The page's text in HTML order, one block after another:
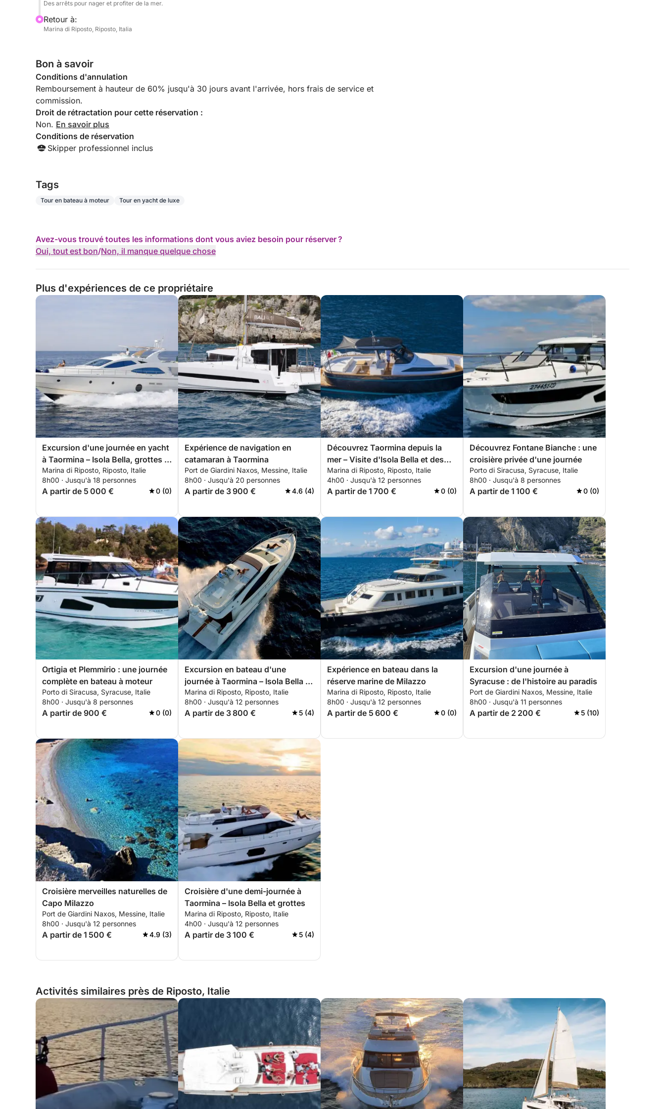
Des arrêts pour nager et profiter de la mer.
Retour à:
Marina di Riposto, Riposto, Italia
Bon à savoir
Conditions d'annulation
Remboursement à hauteur de 60% jusqu'à 30 jours avant l'arrivée, hors frais de service et
commission.
Droit de rétractation pour cette réservation :
Non. En savoir plus
Conditions de réservation
Skipper professionnel inclus
Tags
Tour en bateau à moteur Tour en yacht de luxe
Avez-vous trouvé toutes les informations dont vous aviez besoin pour réserver ?
Oui, tout est bon/Non, il manque quelque chose
Plus d'expériences de ce propriétaire
Excursion d'une journée en yacht
à Taormina – Isola Bella, grottes et
baies
Marina di Riposto, Riposto, Italie
8h00 · Jusqu'à 18 personnes
A partir de 5 000 € 0 (0)
Expérience de navigation en
catamaran à Taormina
Port de Giardini Naxos, Messine, Italie
8h00 · Jusqu'à 20 personnes
A partir de 3 900 € 4.6 (4)
Découvrez Taormina depuis la
mer – Visite d'Isola Bella et des
grottes
Marina di Riposto, Riposto, Italie
4h00 · Jusqu'à 12 personnes
A partir de 1 700 € 0 (0)
Découvrez Fontane Bianche : une
croisière privée d'une journée
Porto di Siracusa, Syracuse, Italie
8h00 · Jusqu'à 8 personnes
A partir de 1 100 € 0 (0)
Ortigia et Plemmirio : une journée
complète en bateau à moteur
Porto di Siracusa, Syracuse, Italie
8h00 · Jusqu'à 8 personnes
A partir de 900 € 0 (0)
Excursion en bateau d'une
journée à Taormina – Isola Bella et
Sant’Alessio
Marina di Riposto, Riposto, Italie
8h00 · Jusqu'à 12 personnes
A partir de 3 800 € 5 (4)
Expérience en bateau dans la
réserve marine de Milazzo
Marina di Riposto, Riposto, Italie
8h00 · Jusqu'à 12 personnes
A partir de 5 600 € 0 (0)
Excursion d'une journée à
Syracuse : de l'histoire au paradis
Port de Giardini Naxos, Messine, Italie
8h00 · Jusqu'à 11 personnes
A partir de 2 200 € 5 (10)
Croisière merveilles naturelles de
Capo Milazzo
Port de Giardini Naxos, Messine, Italie
8h00 · Jusqu'à 12 personnes
A partir de 1 500 € 4.9 (3)
Croisière d'une demi-journée à
Taormina – Isola Bella et grottes
Marina di Riposto, Riposto, Italie
4h00 · Jusqu'à 12 personnes
A partir de 3 100 € 5 (4)
Activités similaires près de Riposto, Italie